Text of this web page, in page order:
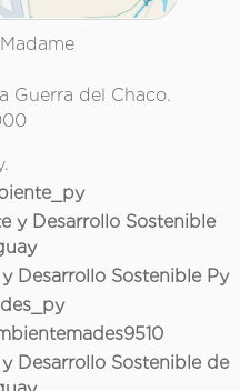
Guerra del Chaco.
y Desarrollo Sostenible
Desarrollo Sostenible Py
Desarrollo Sostenible de